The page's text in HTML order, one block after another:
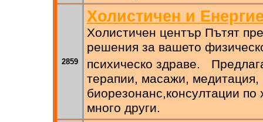
2859
Холистичен и
Холистичен център Пътят
решения за вашето
психическо здраве.
терапии, масажи, медитация,
биорезонанс,консултации по
много други.